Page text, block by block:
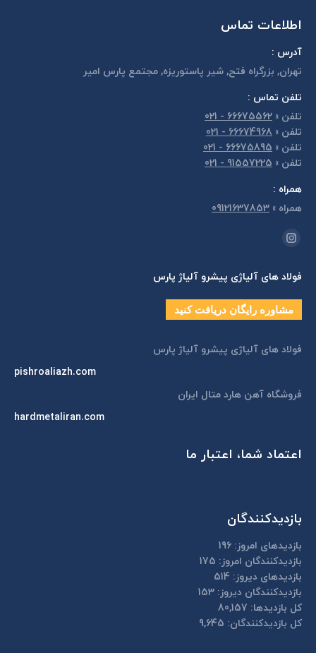
اطلاعات تماس
آدرس :
تهران, بزرگراه فتح, شير پاستوريزه, مجتمع پارس امير
تلفن تماس :
تلفن »
66675562 - 021
تلفن »
66674968 - 021
تلفن »
66675895 - 021
تلفن »
91557225 - 021
همراه :
همراه »
09121637853
مارا در اینجا پیدا کنید:
اینستاگرام
opens
in
new
فولاد های آلیاژی پیشرو آلیاژ پارس
مشاوره رایگان دریافت کنید
فولاد های آلیاژی پیشرو آلیاژ پارس
pishroaliazh.com
فروشگاه آهن هارد متال ایران
hardmetaliran.com
اعتماد شما، اعتبار ما
بازدیدکنندگان
بازدیدهای امروز: 196
بازدیدکنندگان امروز: 175
بازدیدهای دیروز: 514
بازدیدکنندگان دیروز: 153
کل بازدیدها: 80,157
کل بازدیدکنند‌گان: 9,645